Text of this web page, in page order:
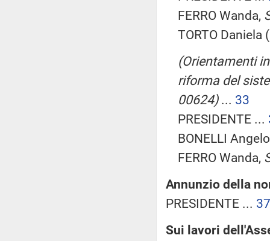
FERRO Wanda,
TORTO Daniela
(Orientamenti
riforma del
00624)... 33
PRESIDENTE ...
BONELLI
FERRO Wanda,
Annunzio della
PRESIDENTE ... 37
Sui lavori